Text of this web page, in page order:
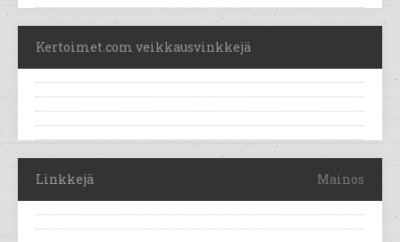
Kertoimet.com veikkausvinkkejä
Linkkejä Mainos